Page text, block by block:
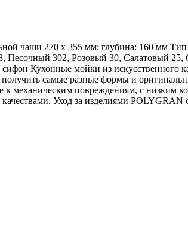
чаши 270 х 355 мм; глубина: 160 мм
302, Розовый 30, Салатовый 25,
Кухонные мойки из искусственного
самые разные формы и
к механическим повреждениям, с низким
Уход за изделиями POLYGRAN